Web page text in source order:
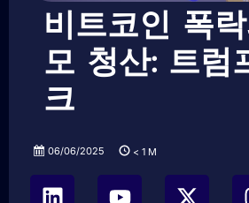
비트코인 폭
모 청산: 트럼
크
06/06/2025 < 1 M